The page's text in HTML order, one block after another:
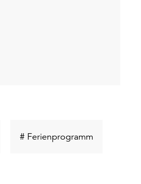
# FerienprogrammSchlüsselwort